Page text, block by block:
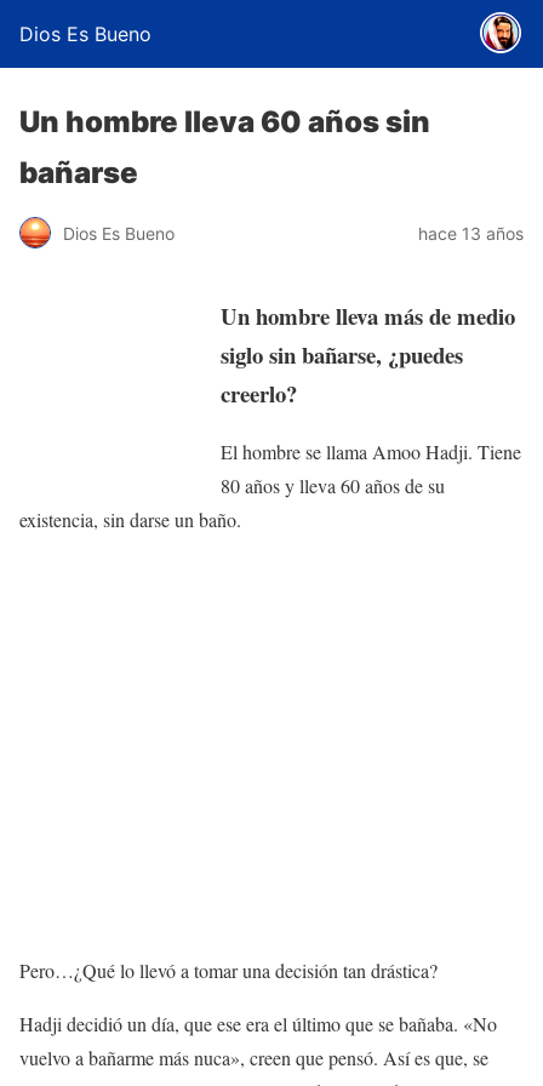
Dios Es Bueno
Un hombre lleva 60 años sin
bañarse
Dios Es Bueno hace 13 años
Un hombre lleva más de medio
siglo sin bañarse, ¿puedes
creerlo?
El hombre se llama Amoo Hadji. Tiene
80 años y lleva 60 años de su
existencia, sin darse un baño.
Pero…¿Qué lo llevó a tomar una decisión tan drástica?
Hadji decidió un día, que ese era el último que se bañaba. «No
vuelvo a bañarme más nuca», creen que pensó. Así es que, se